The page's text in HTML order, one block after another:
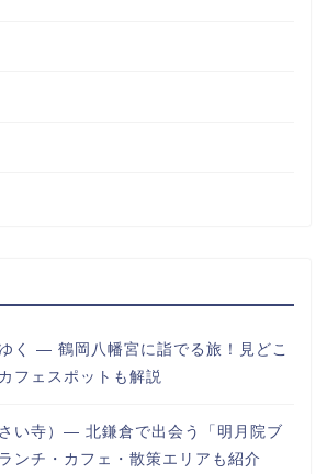
く ― 鶴岡八幡宮に詣でる旅！見どこ
フェスポットも解説
い寺）― 北鎌倉で出会う「明月院ブ
ンチ・カフェ・散策エリアも紹介